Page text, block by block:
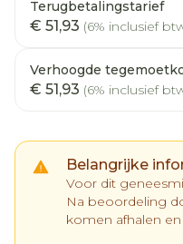
Terugbetalingstarief
€ 51,93 (6% inclusief
Verhoogde
€ 51,93 (6% inclusief
Belangrijke
Voor dit
Na beoordeling
komen afhalen